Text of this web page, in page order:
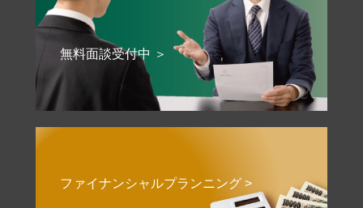
無料面談受付中 ＞
ファイナンシャルプランニング >